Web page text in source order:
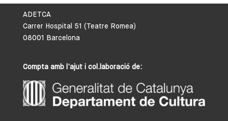
ADETCA
Carrer Hospital 51 (Teatre Romea)
08001 Barcelona
Compta amb l’ajut i col.laboració de: